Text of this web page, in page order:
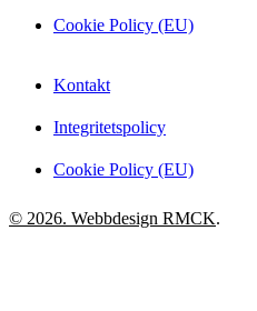
Cookie Policy (EU)
Kontakt
Integritetspolicy
Cookie Policy (EU)
© 2026. Webbdesign RMCK.